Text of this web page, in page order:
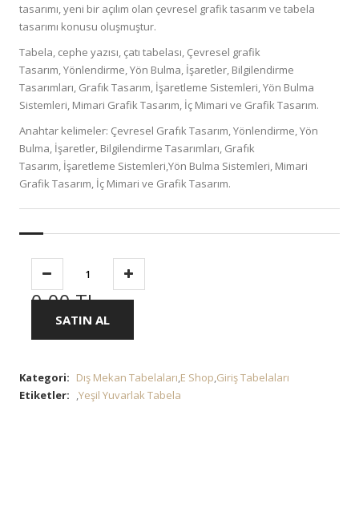
tasarımı, yeni bir açılım olan çevresel grafik tasarım ve tabela
tasarımı konusu oluşmuştur.
Tabela, cephe yazısı, çatı tabelası, Çevresel grafik
Tasarım, Yönlendirme, Yön Bulma, İşaretler, Bilgilendirme
Tasarımları, Grafık Tasarım, İşaretleme Sistemleri, Yön Bulma
Sistemleri, Mimari Grafik Tasarım, İç Mimari ve Grafik Tasarım.
Anahtar kelimeler: Çevresel Grafık Tasarım, Yönlendirme, Yön
Bulma, İşaretler, Bilgilendirme Tasarımları, Grafık
Tasarım, İşaretleme Sistemleri,Yön Bulma Sistemleri, Mimari
Grafik Tasarım, İç Mimari ve Grafik Tasarım.
0.00 TL
SATIN AL
Kategori: Dış Mekan Tabelaları E Shop Giriş Tabelaları
Etiketler:
Yeşil Yuvarlak Tabela